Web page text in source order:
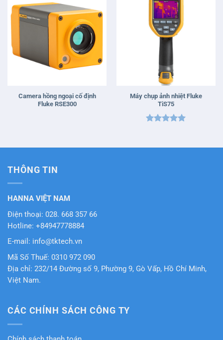
Camera hồng ngoại cố định
Fluke RSE300
Máy chụp ảnh nhiệt Fluke
TiS75
THÔNG TIN
HANNA VIỆT NAM
Điện thoại: 028. 668 357 66
Hotline: +84947778884
E-mail: info@tktech.vn
Mã Số Thuế: 0310 972 090
Địa chỉ: 232/14 Đường số 9, Phường 9, Gò Vấp, Hồ Chí Minh,
Việt Nam.
CÁC CHÍNH SÁCH CÔNG TY